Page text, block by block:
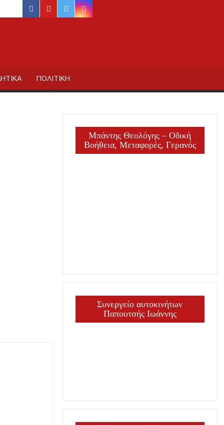
facebook
youtubetwitterinstagram
ΠΟΛΙΤΙΚΗ
Μπάντης Θεολόγης – Οδική
Βοήθεια, Μεταφορές, Γερανός
Συνεργείο αυτοκινήτων
Παπουτσής Ιωάννης